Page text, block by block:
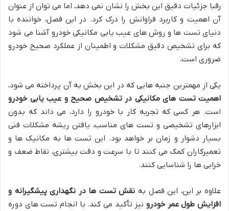
رقبا جزئیات دقیق این بخش را نشان نمی دهد، اما می توان از عنوان
آن اهمیت و کاربرد فراوانش را درک کرد. در این فصل، خواننده با
دنیای تست ها و روش های عیب یابی مکانیکی خودرو آشنا می شود
که برای تشخیص دقیق مشکلات و اطمینان از عملکرد صحیح خودرو
ضروری است.
یکی از مهمترین جنبه هایی که در این بخش به آن پرداخته می شود،
اهمیت تست های مکانیکی در تشخیص صحیح و عیب یابی خودرو
است. هر کسی که تجربه کار با خودرو را دارد، می داند که بدون
ابزارهای تشخیصی و تست های مناسب، یافتن ریشه مشکلات فنی
بسیار دشوار و زمان بر خواهد بود. این تست ها به مکانیک ها و
تعمیرکاران کمک می کنند تا با سرعت و دقت بیشتری، نقاط ضعف و
خرابی ها را شناسایی کنند.
علاوه بر این، این فصل به نقش تست ها در نگهداری پیشگیرانه و
افزایش طول عمر خودرو نیز تأکید می کند. با انجام تست های دوره